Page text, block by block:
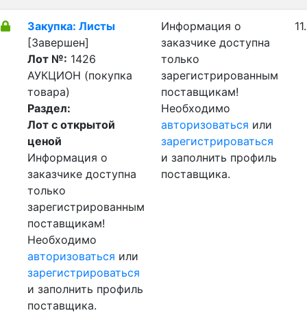
Закупка: Листы
[Завершен]
Лот №: 1426
АУКЦИОН (покупка
товара)
Раздел:
Лот с открытой
ценой
Информация о
заказчике доступна
только
зарегистрированным
поставщикам!
Необходимо
авторизоваться или
зарегистрироваться
и заполнить профиль
поставщика.
Информация о
заказчике доступна
только
зарегистрированным
поставщикам!
Необходимо
авторизоваться или
зарегистрироваться
и заполнить профиль
поставщика.